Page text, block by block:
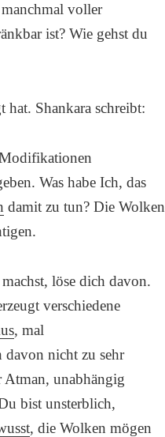
voller
ist? Wie gehst du
hat. Shankara schreibt:
Was habe Ich, das
damit zu tun? Die Wolken
löse dich davon.
verschiedene
, mal
davon nicht zu sehr
Atman, unabhängig
bist unsterblich,
, die Wolken mögen